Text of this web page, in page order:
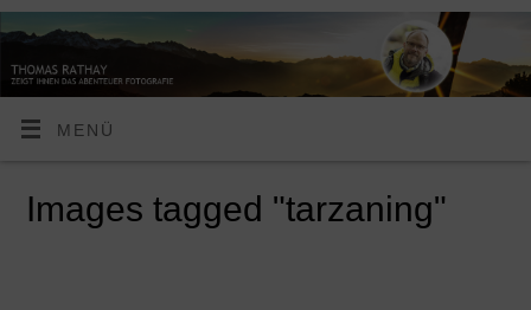
MENÜ
Images tagged "tarzaning"